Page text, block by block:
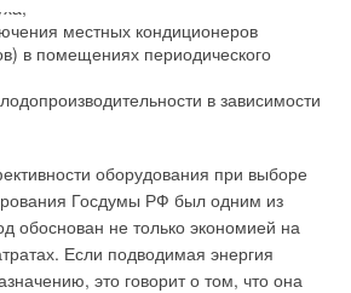
местных кондиционеров
в помещениях периодического
в зависимости
оборудования при выборе
Госдумы РФ был одним из
обоснован не только экономией на
Если подводимая энергия
это говорит о том, что она